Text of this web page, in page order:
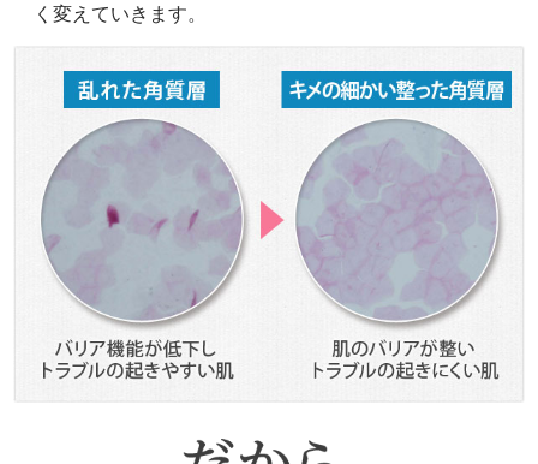
く変えていきます。